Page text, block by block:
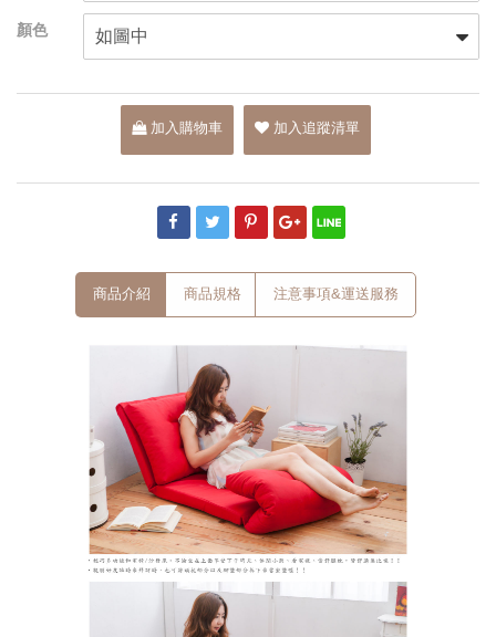
加入購物車 加入追蹤清單
商品介紹 商品規格 注意事項&運送服務